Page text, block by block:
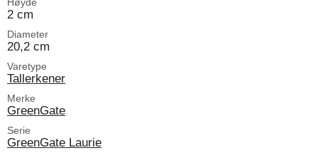
2 cm
Diameter
20,2 cm
Varetype
Tallerkener
Merke
GreenGate
Serie
GreenGate Laurie